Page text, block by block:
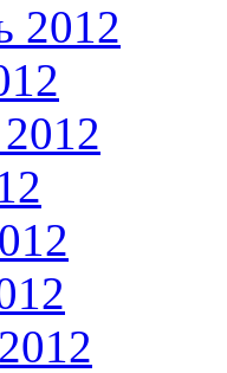
2012